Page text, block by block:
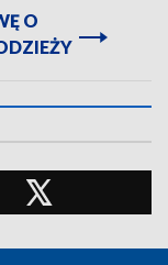
O